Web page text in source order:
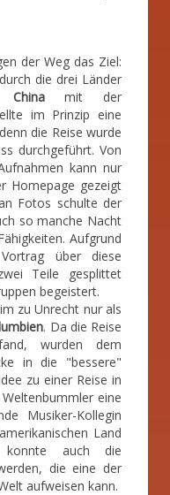
der Weg das Ziel:
die drei Länder
mit der
im Prinzip eine
die Reise wurde
durchgeführt. Von
kann nur
Homepage gezeigt
Fotos schulte der
so manche Nacht
Aufgrund
über diese
Teile gesplittet
begeistert.
zu Unrecht nur als
. Da die Reise
wurden dem
in die "bessere"
zu einer Reise in
eine
Musiker-Kollegin
Land
konnte auch die
die eine der
aufweisen kann.